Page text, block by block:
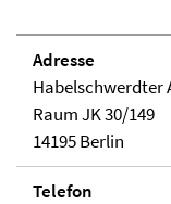
Adresse
Habelschwerdter
Raum JK 30/149
14195 Berlin
Telefon